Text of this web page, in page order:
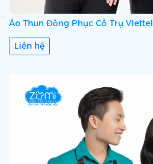
Áo Thun Đồng Phục Cổ Trụ Viettel
Liên hệ